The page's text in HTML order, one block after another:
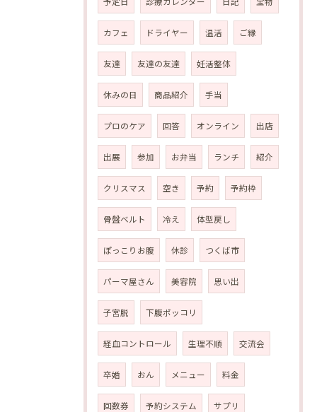
カフェ ドライヤー 温活 ご縁
友達 友達の友達 妊活整体
休みの日 商品紹介 手当
プロのケア 回答 オンライン 出店
出展 参加 お弁当 ランチ 紹介
クリスマス 空き 予約 予約枠
骨盤ベルト 冷え 体型戻し
ぽっこりお腹 休診 つくば市
パーマ屋さん 美容院 思い出
子宮脱 下腹ポッコリ
経血コントロール 生理不順 交流会
卒婚 おん メニュー 料金
回数券 予約システム サプリ